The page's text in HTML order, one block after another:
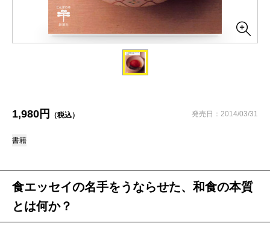
1,980円 （税込） 発売日：2014/03/31
書籍
食エッセイの名手をうならせた、和食の本質
とは何か？